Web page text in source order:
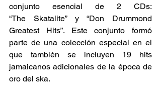
conjunto esencial de 2 CDs:
“The Skatalite” y “Don Drummond
Greatest Hits”. Este conjunto formó
parte de una colección especial en el
que también se incluyen 19 hits
jamaicanos adicionales de la época de
oro del ska.